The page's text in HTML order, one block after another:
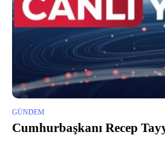
GÜNDEM
Cumhurbaşkanı Recep